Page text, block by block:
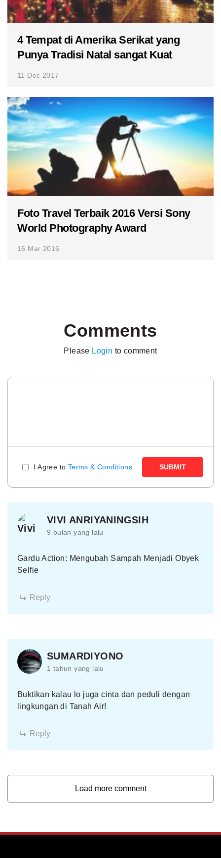
4 Tempat di Amerika Serikat yang
Punya Tradisi Natal sangat Kuat
11 Dec 2017
Foto Travel Terbaik 2016 Versi Sony
World Photography Award
16 Mar 2016
Comments
Please Login to comment
I Agree to Terms & Conditions SUBMIT
VIVI ANRIYANINGSIH
9 bulan yang lalu
Gardu Action: Mengubah Sampah Menjadi Obyek
Selfie
Reply
SUMARDIYONO
1 tahun yang lalu
Buktikan kalau lo juga cinta dan peduli dengan
lingkungan di Tanah Air!
Reply
Load more comment